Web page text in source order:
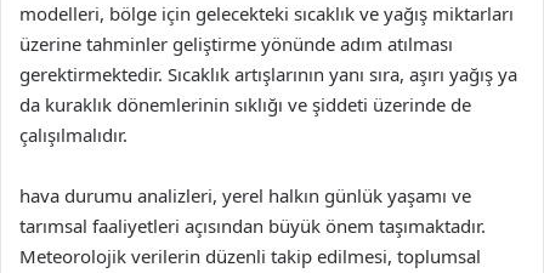
modelleri, bölge için gelecekteki sıcaklık ve yağış miktarları
üzerine tahminler geliştirme yönünde adım atılması
gerektirmektedir. Sıcaklık artışlarının yanı sıra, aşırı yağış ya
da kuraklık dönemlerinin sıklığı ve şiddeti üzerinde de
çalışılmalıdır.
hava durumu analizleri, yerel halkın günlük yaşamı ve
tarımsal faaliyetleri açısından büyük önem taşımaktadır.
Meteorolojik verilerin düzenli takip edilmesi, toplumsal